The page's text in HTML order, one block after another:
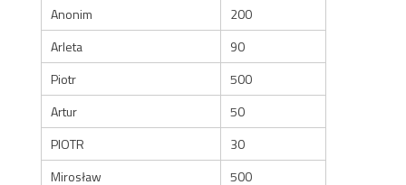
Anonim
200
Arleta
90
Piotr
500
Artur
50
PIOTR
30
Mirosław
500